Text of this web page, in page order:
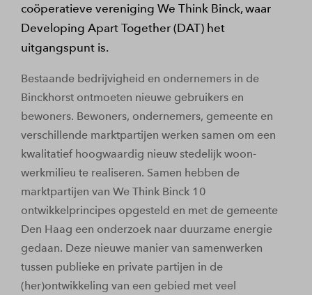
coöperatieve vereniging We Think Binck, waar
Developing Apart Together (DAT) het
uitgangspunt is.
Bestaande bedrijvigheid en ondernemers in de
Binckhorst ontmoeten nieuwe gebruikers en
bewoners. Bewoners, ondernemers, gemeente en
verschillende marktpartijen werken samen om een
kwalitatief hoogwaardig nieuw stedelijk woon-
werkmilieu te realiseren. Samen hebben de
marktpartijen van We Think Binck 10
ontwikkelprincipes opgesteld en met de gemeente
Den Haag een onderzoek naar duurzame energie
gedaan. Deze nieuwe manier van samenwerken
tussen publieke en private partijen in de
(her)ontwikkeling van een gebied met veel